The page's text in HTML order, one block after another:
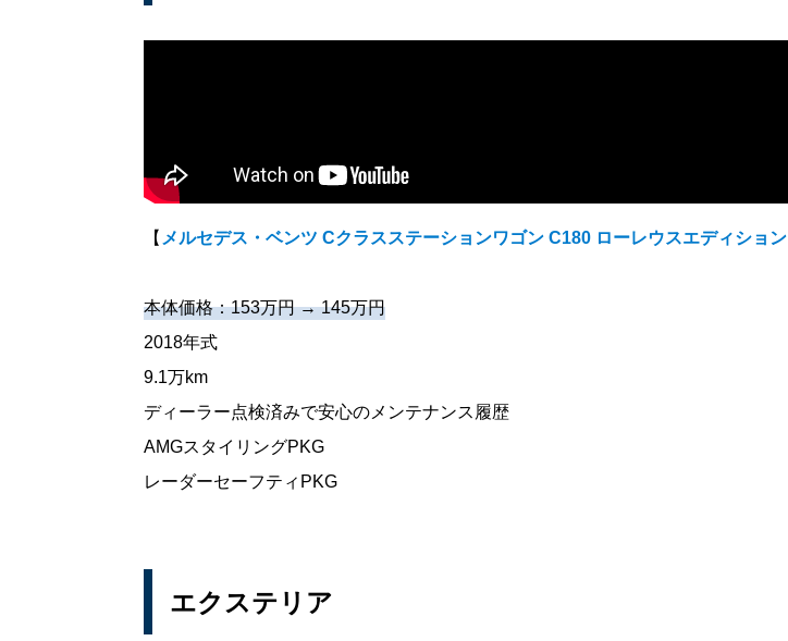
【 メルセデス・ベンツ Cクラスステーションワゴン C180 ローレウスエディション
本体価格：153万円 → 145万円
2018年式
9.1万km
ディーラー点検済みで安心のメンテナンス履歴
AMGスタイリングPKG
レーダーセーフティPKG
エクステリア